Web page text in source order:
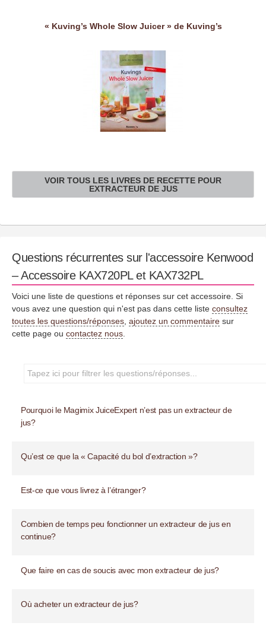
« Kuving’s Whole Slow Juicer » de Kuving’s
VOIR TOUS LES LIVRES DE RECETTE POUR
EXTRACTEUR DE JUS
Questions récurrentes sur l'accessoire Kenwood
– Accessoire KAX720PL et KAX732PL
Voici une liste de questions et réponses sur cet accessoire. Si
vous avez une question qui n'est pas dans cette liste consultez
toutes les questions/réponses ajoutez un commentaire sur
cette page ou contactez nous
Pourquoi le Magimix JuiceExpert n’est pas un extracteur de
jus?
Qu’est ce que la « Capacité du bol d’extraction »?
Est-ce que vous livrez à l’étranger?
Combien de temps peu fonctionner un extracteur de jus en
continue?
Que faire en cas de soucis avec mon extracteur de jus?
Où acheter un extracteur de jus?